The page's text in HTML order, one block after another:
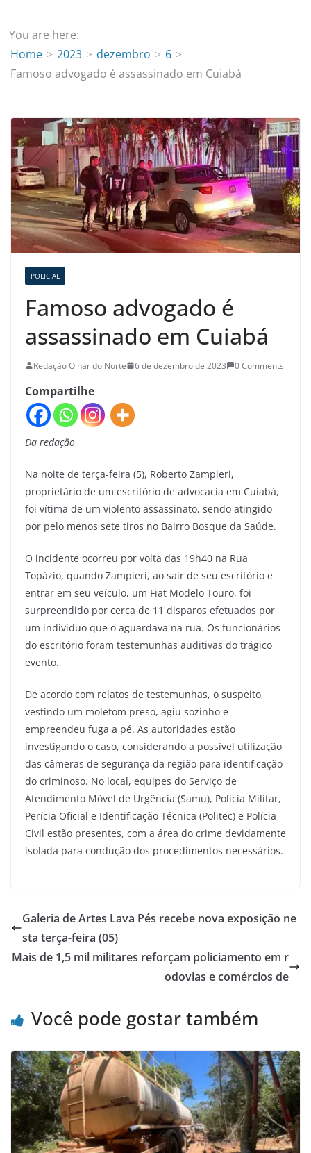
You are here:
Home
2023 dezembro
6
Famoso advogado é assassinado em Cuiabá
POLICIAL
Famoso advogado é
assassinado em Cuiabá
Redação Olhar do Norte 6 de dezembro de 2023 0 Comments
Compartilhe
Da redação
Na noite de terça-feira (5), Roberto Zampieri,
proprietário de um escritório de advocacia em Cuiabá,
foi vítima de um violento assassinato, sendo atingido
por pelo menos sete tiros no Bairro Bosque da Saúde.
O incidente ocorreu por volta das 19h40 na Rua
Topázio, quando Zampieri, ao sair de seu escritório e
entrar em seu veículo, um Fiat Modelo Touro, foi
surpreendido por cerca de 11 disparos efetuados por
um indivíduo que o aguardava na rua. Os funcionários
do escritório foram testemunhas auditivas do trágico
evento.
De acordo com relatos de testemunhas, o suspeito,
vestindo um moletom preso, agiu sozinho e
empreendeu fuga a pé. As autoridades estão
investigando o caso, considerando a possível utilização
das câmeras de segurança da região para identificação
do criminoso. No local, equipes do Serviço de
Atendimento Móvel de Urgência (Samu), Polícia Militar,
Perícia Oficial e Identificação Técnica (Politec) e Polícia
Civil estão presentes, com a área do crime devidamente
isolada para condução dos procedimentos necessários.
Galeria de Artes Lava Pés recebe nova exposição ne
sta terça-feira (05)
Mais de 1,5 mil militares reforçam policiamento em r
odovias e comércios de
Você pode gostar também